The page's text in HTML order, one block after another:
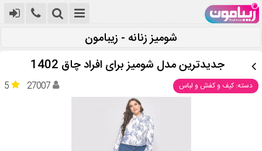
شومیز زنانه - زیبامون
جدیدترین مدل شومیز برای افراد چاق 1402
دسته: کیف و کفش و لباس 5 27007